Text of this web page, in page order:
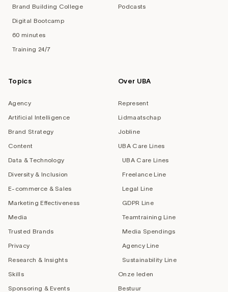
Brand Building College
Digital Bootcamp
60 minutes
Training 24/7
Podcasts
Topics
Agency
Artificial Intelligence
Brand Strategy
Content
Data & Technology
Diversity & Inclusion
E-commerce & Sales
Marketing Effectiveness
Media
Trusted Brands
Privacy
Research & Insights
Skills
Sponsoring & Events
Over UBA
Represent
Lidmaatschap
Jobline
UBA Care Lines
UBA Care Lines
Freelance Line
Legal Line
GDPR Line
Teamtraining Line
Media Spendings
Agency Line
Sustainability Line
Onze leden
Bestuur